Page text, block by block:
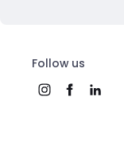
Follow us